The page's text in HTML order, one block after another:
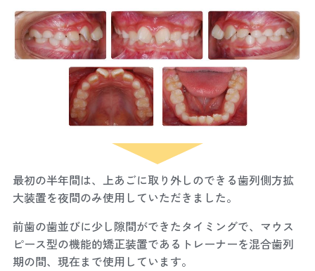
最初の半年間は、上あごに取り外しのできる歯列側方拡
大装置を夜間のみ使用していただきました。
前歯の歯並びに少し隙間ができたタイミングで、マウス
ピース型の機能的矯正装置であるトレーナーを混合歯列
期の間、現在まで使用しています。